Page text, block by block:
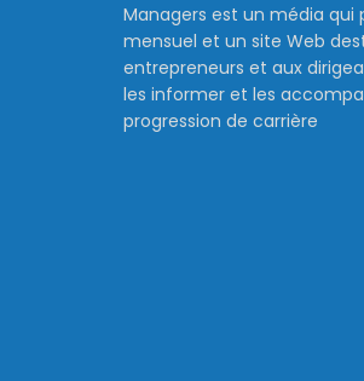
Managers est un média qui
mensuel et un site Web
entrepreneurs et aux
les informer et les
progression de carrière